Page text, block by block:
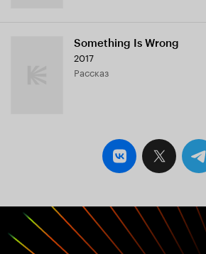
Something Is Wrong
2017
рассказ